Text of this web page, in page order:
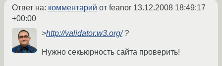
Ответ на: комментарий от feanor 13.12.2008 18:49:17
+00:00
>http://validator.w3.org/?
Нужно секьюрность сайта проверить!